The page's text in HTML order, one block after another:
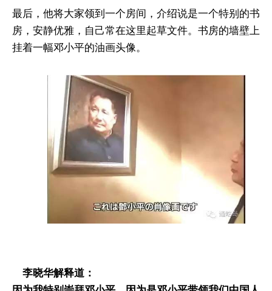
最后，他将大家领到一个房间，介绍说是一个特别的书
房，安静优雅，自己常在这里起草文件。书房的墙壁上
挂着一幅邓小平的油画头像。
李晓华解释道：